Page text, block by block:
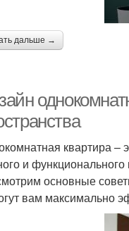
дальше →
квартира –
и
основные
вам максимально